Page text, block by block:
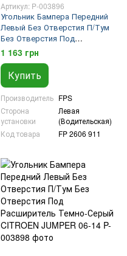
Артикул: P-003896
Угольник Бампера Передний
Левый Без Отверстия П/Тум
Без Отверстия Под
Расширитель Черный
CITROEN JUMPER 06-14
1 163 грн
Купить
Производитель FPS
Сторона
установки
Левая
(Водительская)
Код товара
FP 2606 911